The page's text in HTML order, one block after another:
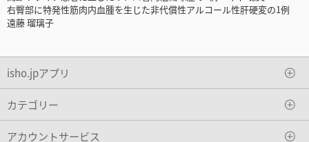
右臀部に特発性筋肉内血腫を生じた非代償性アルコール性肝硬変の1例
遠藤 瑠璃子
isho.jpアプリ
カテゴリー
アカウントサービス